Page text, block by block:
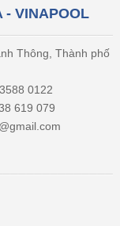
VINAPOOL
Thông, Thành phố
0122
619 079